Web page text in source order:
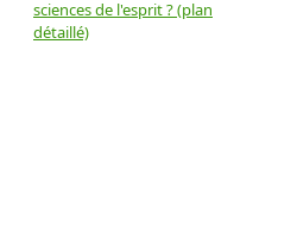
sciences de l'esprit ? (plan
détaillé)